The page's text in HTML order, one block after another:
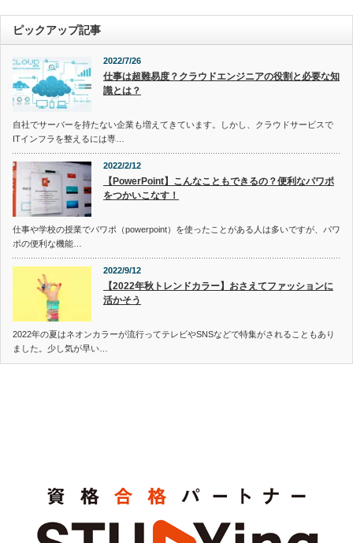
ピックアップ記事
2022/7/26
仕事は超難易度？クラウドエンジニアの役割と必要な知
識とは？
自社でサーバーを持たない企業も増えてきています。しかし、クラウドサービスで
ITインフラを整えるには専…
2022/2/12
【PowerPoint】こんなこともできるの？便利なパワポ
をつかいこなす！
仕事や学校の授業でパワポ（powerpoint）を使ったことがある人は多いですが、パワ
ポの便利な機能…
2022/9/12
【2022年秋トレンドカラー】おさえてファッションに
活かそう
2022年の夏はネオンカラーが流行ってテレビやSNSなどで特集がされることもあり
ました。少し気が早い…